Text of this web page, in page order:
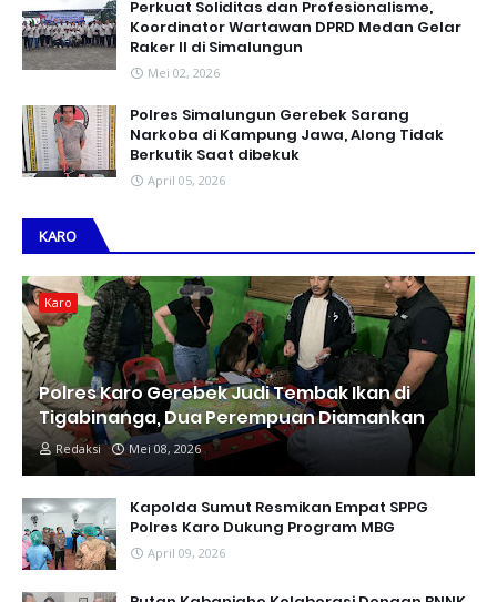
Perkuat Soliditas dan Profesionalisme,
Koordinator Wartawan DPRD Medan Gelar
Raker II di Simalungun
Mei 02, 2026
Polres Simalungun Gerebek Sarang
Narkoba di Kampung Jawa, Along Tidak
Berkutik Saat dibekuk
April 05, 2026
KARO
Karo
Polres Karo Gerebek Judi Tembak Ikan di
Tigabinanga, Dua Perempuan Diamankan
Redaksi Mei 08, 2026
Kapolda Sumut Resmikan Empat SPPG
Polres Karo Dukung Program MBG
April 09, 2026